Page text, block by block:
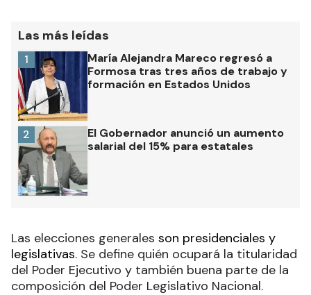
Las más leídas
María Alejandra Mareco regresó a
Formosa tras tres años de trabajo y
formación en Estados Unidos
1
El Gobernador anunció un aumento
salarial del 15% para estatales
2
Las elecciones generales son presidenciales y
legislativas. Se define quién ocupará la titularidad
del Poder Ejecutivo y también buena parte de la
composición del Poder Legislativo Nacional.